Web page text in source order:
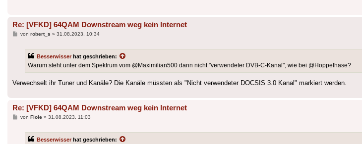
Re: [VFKD] 64QAM Downstream weg kein Internet
Beitrag
von robert_s » 31.08.2023, 10:34
Besserwisser hat geschrieben:
Warum steht unter dem Spektrum vom @Maximilian500 dann nicht "verwendeter DVB-C-Kanal", wie bei @Hoppelhase?
Verwechselt ihr Tuner und Kanäle? Die Kanäle müssten als "Nicht verwendeter DOCSIS 3.0 Kanal" markiert werden.
Re: [VFKD] 64QAM Downstream weg kein Internet
Beitrag
von Flole» 31.08.2023, 11:03
Besserwisser hat geschrieben: